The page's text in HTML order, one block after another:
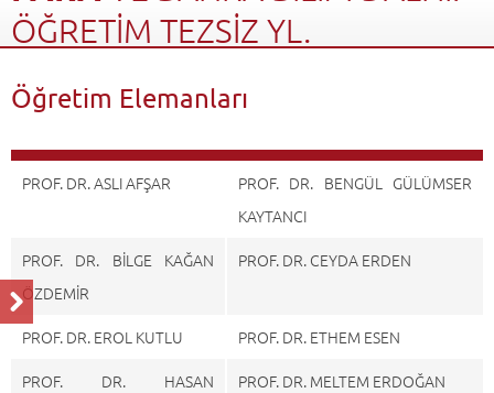
ÖĞRETİM TEZSİZ YL.
İktisat Anabilim Dalı
İktisat Anabilim Dalı-Tezsiz YL
Öğretim Elemanları
PROF. DR. ASLI AFŞAR
PROF. DR. BENGÜL GÜLÜMSER
KAYTANCI
PROF. DR. BİLGE KAĞAN
ÖZDEMİR
PROF. DR. CEYDA ERDEN
PROF. DR. EROL KUTLU
PROF. DR. ETHEM ESEN
PROF. DR. HASAN
PROF. DR. MELTEM ERDOĞAN